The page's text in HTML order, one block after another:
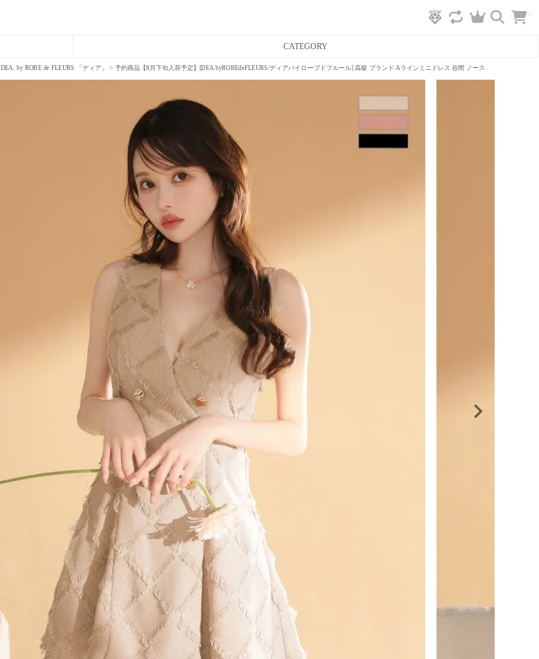
CATEGORY
DEA. by ROBE de FLEURS 「ディア」 予約商品【8月下旬入荷予定】[DEA.byROBEdeFLEURS/ディアバイローブドフルール] 高級 ブランド Aラインミニドレス 谷間 ノースリーブ ゴールド